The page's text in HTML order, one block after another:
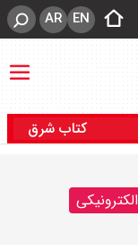
EN
AR
کتاب شرق